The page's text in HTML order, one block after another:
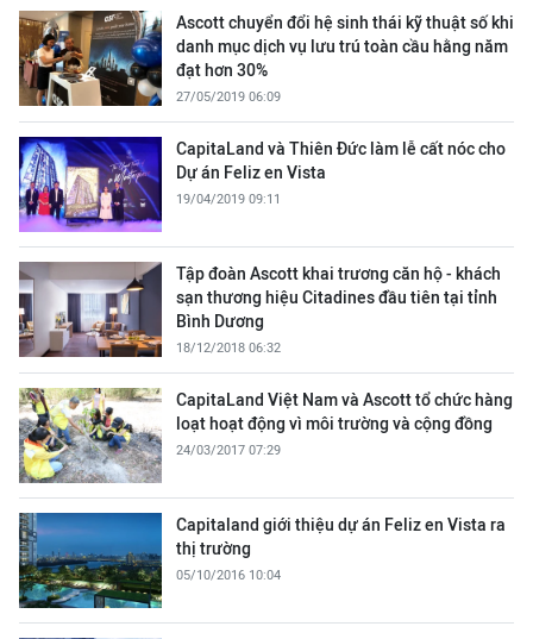
Ascott chuyển đổi hệ sinh thái kỹ thuật số khi
danh mục dịch vụ lưu trú toàn cầu hằng năm
đạt hơn 30%
27/05/2019 06:09
CapitaLand và Thiên Đức làm lễ cất nóc cho
Dự án Feliz en Vista
19/04/2019 09:11
Tập đoàn Ascott khai trương căn hộ - khách
sạn thương hiệu Citadines đầu tiên tại tỉnh
Bình Dương
18/12/2018 06:32
CapitaLand Việt Nam và Ascott tổ chức hàng
loạt hoạt động vì môi trường và cộng đồng
24/03/2017 07:29
Capitaland giới thiệu dự án Feliz en Vista ra
thị trường
05/10/2016 10:04